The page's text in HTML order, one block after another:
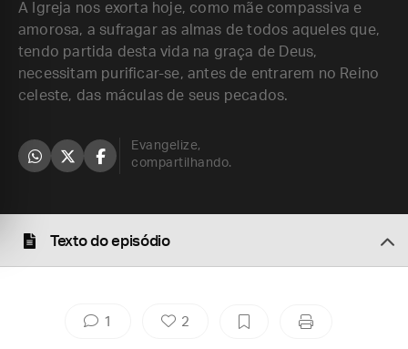
A Igreja nos exorta hoje, como mãe compassiva e
amorosa, a sufragar as almas de todos aqueles que,
tendo partida desta vida na graça de Deus,
necessitam purificar-se, antes de entrarem no Reino
celeste, das máculas de seus pecados.
Evangelize,
compartilhando.
Texto do episódio
1 2